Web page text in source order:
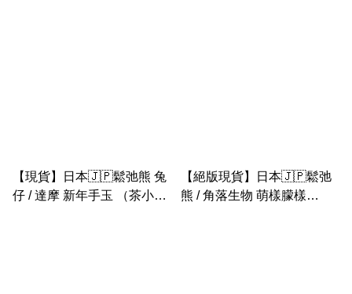
【現貨】日本🇯🇵鬆弛熊 兔
仔 / 達摩 新年手玉 （茶小熊
【絕版現貨】日本🇯🇵鬆弛
熊 / 角落生物 萌樣朦樣